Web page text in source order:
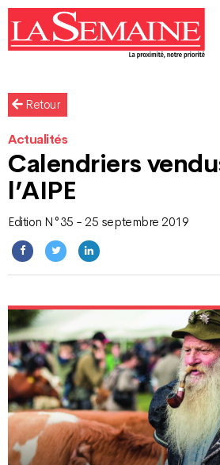
Retour
Actualités
Calendriers
l’AIPE
Edition N°35 - 25 septembre 2019